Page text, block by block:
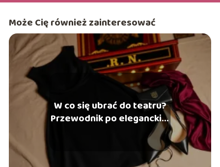
Może Cię również zainteresować
W co się ubrać do teatru?
Przewodnik po eleganckim